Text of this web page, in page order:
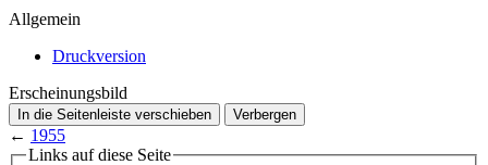
Allgemein
Druckversion
Erscheinungsbild
In die Seitenleiste verschieben Verbergen
← 1955
Links auf diese Seite